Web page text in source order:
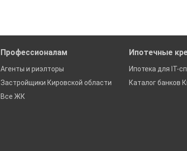
Профессионалам
Агенты и риэлторы
Застройщики Кировской области
Все ЖК
Ипотечные
Ипотека для IT-
Каталог банков